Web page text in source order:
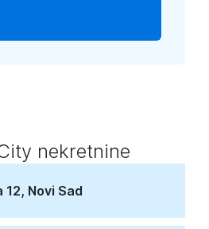
nekretnine
, Novi Sad